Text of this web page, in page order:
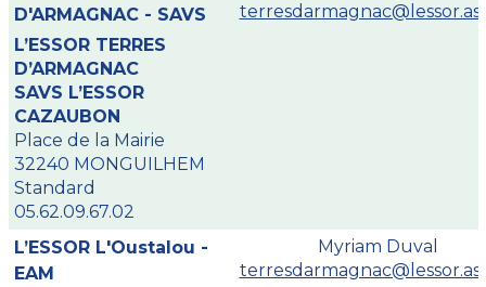
D'ARMAGNAC - SAVS
L’ESSOR TERRES
D’ARMAGNAC
SAVS L’ESSOR
CAZAUBON
Place de la Mairie
32240 MONGUILHEM
Standard
05.62.09.67.02
L’ESSOR L'Oustalou -
EAM
Myriam Duval